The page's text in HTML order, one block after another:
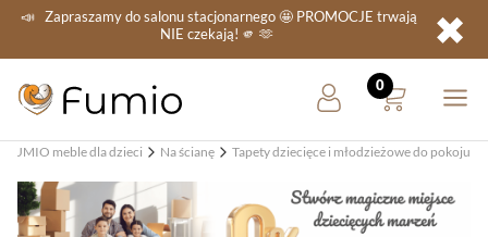
📣 Zapraszamy do salonu stacjonarnego🤩 PROMOCJE trwają
NIE czekają! 🫵 🫶 ✖
FUMIO meble dla dzieci Na ścianę Tapety dziecięce i młodzieżowe do pokoju